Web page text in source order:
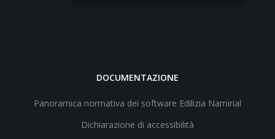
DOCUMENTAZIONE
Panoramica normativa dei software Edilizia Namirial
Dichiarazione di accessibilità